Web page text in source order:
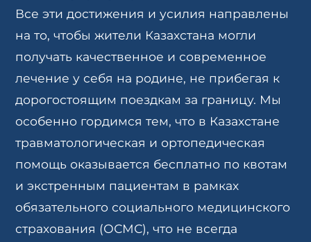
Все эти достижения и усилия направлены
на то, чтобы жители Казахстана могли
получать качественное и современное
лечение у себя на родине, не прибегая к
дорогостоящим поездкам за границу. Мы
особенно гордимся тем, что в Казахстане
травматологическая и ортопедическая
помощь оказывается бесплатно по квотам
и экстренным пациентам в рамках
обязательного социального медицинского
страхования (ОСМС), что не всегда